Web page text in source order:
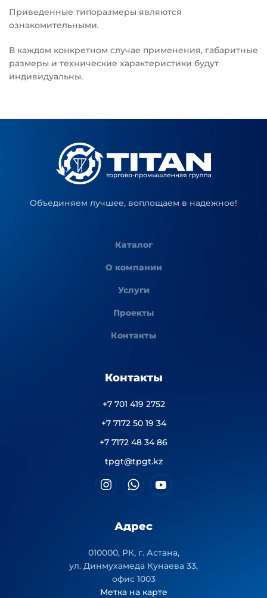
Приведенные типоразмеры являются
ознакомительными.
В каждом конкретном случае применения, габаритные
размеры и технические характеристики будут
индивидуальны.
Объединяем лучшее, воплощаем в надежное!
Каталог
О компании
Услуги
Проекты
Контакты
Контакты
+7 701 419 2752
+7 7172 50 19 34
+7 7172 48 34 86
tpgt@tpgt.kz
Адрес
010000, РК, г. Астана,
ул. Динмухамеда Кунаева 33,
офис 1003
Метка на карте